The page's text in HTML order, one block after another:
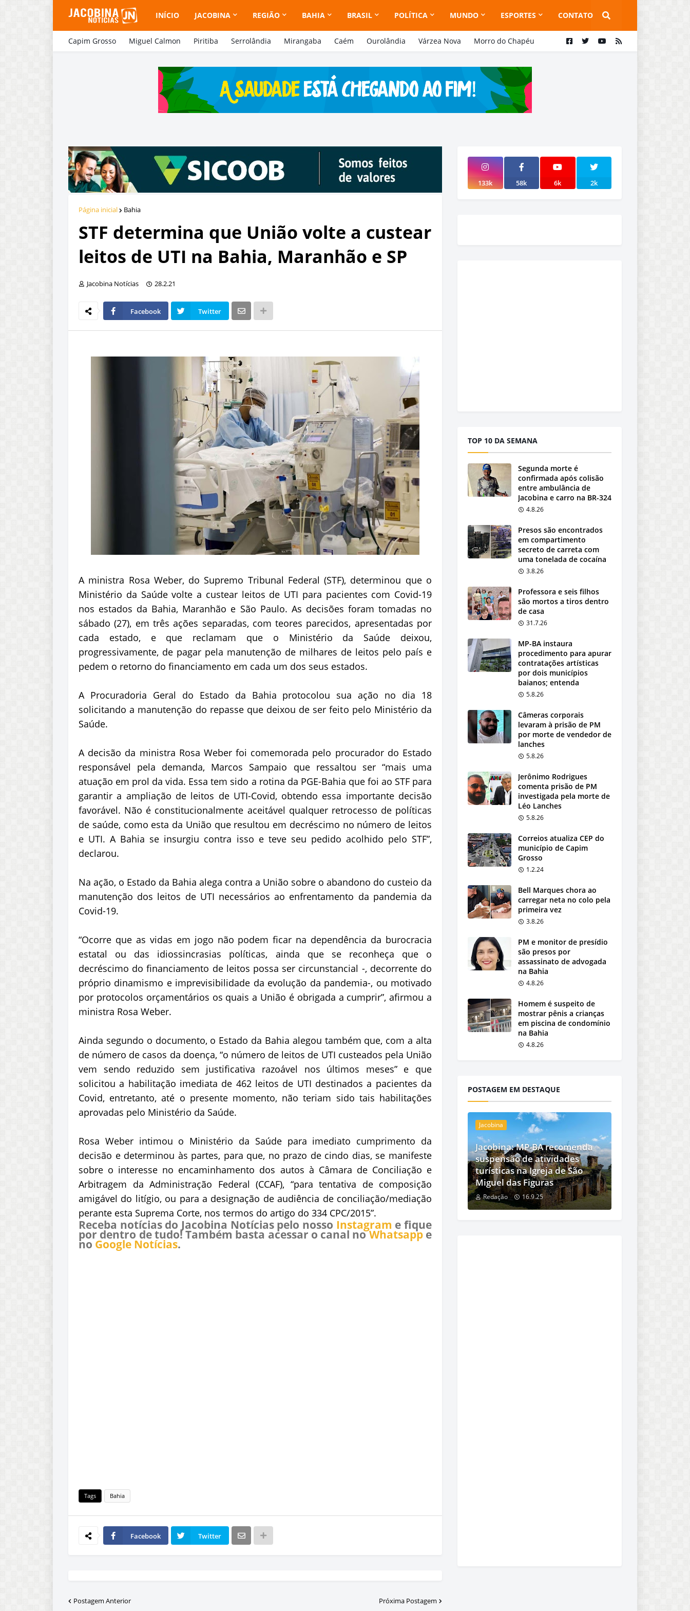
INÍCIO JACOBINA REGIÃO BAHIA BRASIL POLÍTICA MUNDO ESPORTES CONTATO
Capim Grosso Miguel Calmon Piritiba Serrolândia Mirangaba Caém Ourolândia Várzea Nova Morro do Chapéu
Página inicial Bahia
STF determina que União volte a custear
leitos de UTI na Bahia, Maranhão e SP
Jacobina Notícias 28.2.21
Facebook Twitter
A ministra Rosa Weber, do Supremo Tribunal Federal (STF), determinou que o
Ministério da Saúde volte a custear leitos de UTI para pacientes com Covid-19
nos estados da Bahia, Maranhão e São Paulo. As decisões foram tomadas no
sábado (27), em três ações separadas, com teores parecidos, apresentadas por
cada estado, e que reclamam que o Ministério da Saúde deixou,
progressivamente, de pagar pela manutenção de milhares de leitos pelo país e
pedem o retorno do financiamento em cada um dos seus estados.
A Procuradoria Geral do Estado da Bahia protocolou sua ação no dia 18
solicitando a manutenção do repasse que deixou de ser feito pelo Ministério da
Saúde.
A decisão da ministra Rosa Weber foi comemorada pelo procurador do Estado
responsável pela demanda, Marcos Sampaio que ressaltou ser “mais uma
atuação em prol da vida. Essa tem sido a rotina da PGE-Bahia que foi ao STF para
garantir a ampliação de leitos de UTI-Covid, obtendo essa importante decisão
favorável. Não é constitucionalmente aceitável qualquer retrocesso de políticas
de saúde, como esta da União que resultou em decréscimo no número de leitos
e UTI. A Bahia se insurgiu contra isso e teve seu pedido acolhido pelo STF”,
declarou.
Na ação, o Estado da Bahia alega contra a União sobre o abandono do custeio da
manutenção dos leitos de UTI necessários ao enfrentamento da pandemia da
Covid-19.
“Ocorre que as vidas em jogo não podem ficar na dependência da burocracia
estatal ou das idiossincrasias políticas, ainda que se reconheça que o
decréscimo do financiamento de leitos possa ser circunstancial -, decorrente do
próprio dinamismo e imprevisibilidade da evolução da pandemia-, ou motivado
por protocolos orçamentários os quais a União é obrigada a cumprir”, afirmou a
ministra Rosa Weber.
Ainda segundo o documento, o Estado da Bahia alegou também que, com a alta
de número de casos da doença, “o número de leitos de UTI custeados pela União
vem sendo reduzido sem justificativa razoável nos últimos meses” e que
solicitou a habilitação imediata de 462 leitos de UTI destinados a pacientes da
Covid, entretanto, até o presente momento, não teriam sido tais habilitações
aprovadas pelo Ministério da Saúde.
Rosa Weber intimou o Ministério da Saúde para imediato cumprimento da
decisão e determinou às partes, para que, no prazo de cindo dias, se manifeste
sobre o interesse no encaminhamento dos autos à Câmara de Conciliação e
Arbitragem da Administração Federal (CCAF), “para tentativa de composição
amigável do litígio, ou para a designação de audiência de conciliação/mediação
perante esta Suprema Corte, nos termos do artigo do 334 CPC/2015”.
Receba notícias do Jacobina Notícias pelo nosso Instagram e fique
por dentro de tudo! Também basta acessar o canal noWhatsappe
no Google Notícias.
Tags Bahia
Facebook Twitter
Postagem Anterior Próxima Postagem
133k 58k 6k 2k
TOP 10 DA SEMANA
Segunda morte é
confirmada após colisão
entre ambulância de
Jacobina e carro na BR-324
4.8.26
Presos são encontrados
em compartimento
secreto de carreta com
uma tonelada de cocaína
3.8.26
Professora e seis filhos
são mortos a tiros dentro
de casa
31.7.26
MP-BA instaura
procedimento para apurar
contratações artísticas
por dois municípios
baianos; entenda
5.8.26
Câmeras corporais
levaram à prisão de PM
por morte de vendedor de
lanches
5.8.26
Jerônimo Rodrigues
comenta prisão de PM
investigada pela morte de
Léo Lanches
5.8.26
Correios atualiza CEP do
município de Capim
Grosso
1.2.24
Bell Marques chora ao
carregar neta no colo pela
primeira vez
3.8.26
PM e monitor de presídio
são presos por
assassinato de advogada
na Bahia
4.8.26
Homem é suspeito de
mostrar pênis a crianças
em piscina de condomínio
na Bahia
4.8.26
POSTAGEM EM DESTAQUE
Jacobina
Jacobina: MP-BA recomenda
suspensão de atividades
turísticas na Igreja de São
Miguel das Figuras
Redação 16.9.25